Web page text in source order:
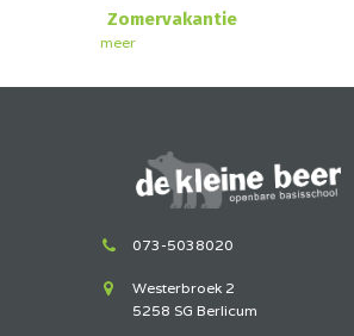
Zomervakantie
meer
073-5038020
Westerbroek 2
5258 SG Berlicum